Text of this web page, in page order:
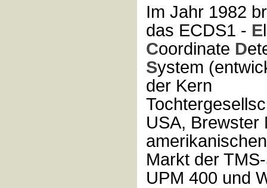
Im Jahr 1982
das ECDS1 - E
Coordinate D
System
der Kern
USA, Brewster
Markt der
UPM 400 und